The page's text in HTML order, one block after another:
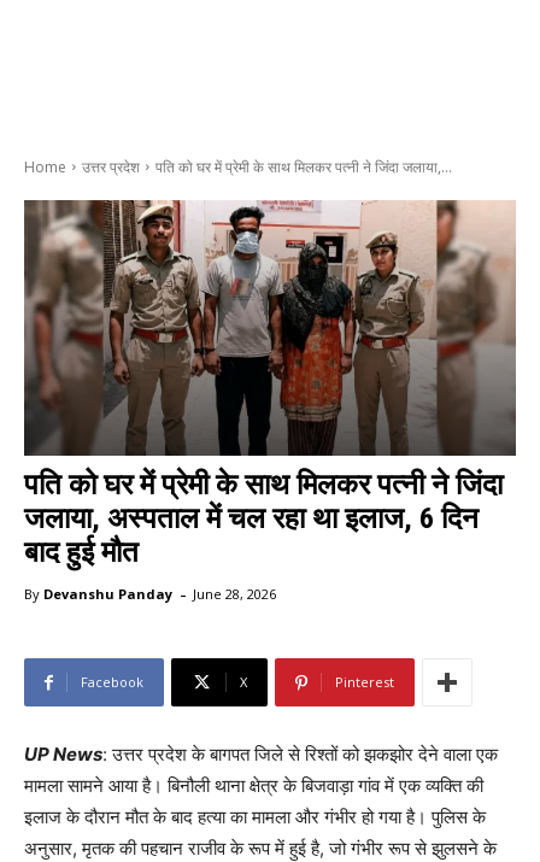
Home उत्तर प्रदेश पति को घर में प्रेमी के साथ मिलकर पत्नी ने जिंदा जलाया,...
पति को घर में प्रेमी के साथ मिलकर पत्नी ने जिंदा
जलाया, अस्पताल में चल रहा था इलाज, 6 दिन
बाद हुई मौत
By Devanshu Panday - June 28, 2026
Facebook X Pinterest
UP News: उत्तर प्रदेश के बागपत जिले से रिश्तों को झकझोर देने वाला एक
मामला सामने आया है। बिनौली थाना क्षेत्र के बिजवाड़ा गांव में एक व्यक्ति की
इलाज के दौरान मौत के बाद हत्या का मामला और गंभीर हो गया है। पुलिस के
अनुसार, मृतक की पहचान राजीव के रूप में हुई है, जो गंभीर रूप से झुलसने के